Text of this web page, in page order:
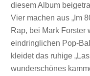
diesem Album
Vier machen aus „Im
Rap, bei Mark Forster
eindringlichen Pop-
kleidet das ruhige
wunderschönes